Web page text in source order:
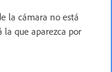
la cámara no está
que aparezca por